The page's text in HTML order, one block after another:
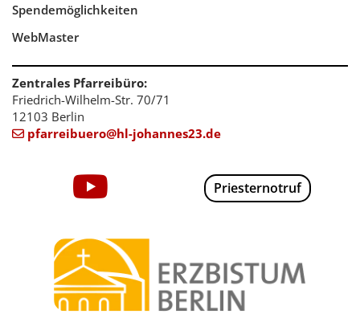
Spendemöglichkeiten
WebMaster
Zentrales Pfarreibüro:
Friedrich-Wilhelm-Str. 70/71
12103 Berlin
 pfarreibuero@hl-johannes23.de
Priesternotruf